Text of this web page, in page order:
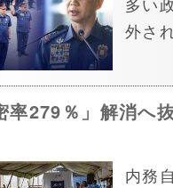
外さ
率279％」解消
内務